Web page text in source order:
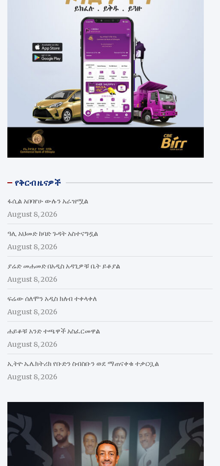
የቅርብ ዜናዎች
ፋሲል አበባየሁ ውሉን አራዝሟል
August 8, 2026
ዓሊ አህመድ ከባድ ጉዳት አስተናግዷል
August 8, 2026
ያሬድ መሐመድ በአዲስ አዳጊዎቹ ቤት ይቆያል
August 8, 2026
ፍሬው ሰለሞን አዲስ ክለብ ተቀላቀለ
August 8, 2026
ሐይቆቹ አንድ ተጫዋች አስፈርመዋል
August 8, 2026
ኢትዮ ኤሌክትሪክ የቡድን ስብስቡን ወደ ማጠናቀቁ ተቃርቧል
August 8, 2026